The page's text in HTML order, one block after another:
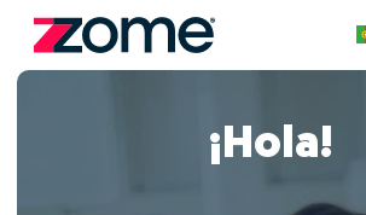
¡Hola!